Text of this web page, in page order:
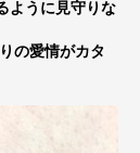
ように見守りな
の愛情がカタ